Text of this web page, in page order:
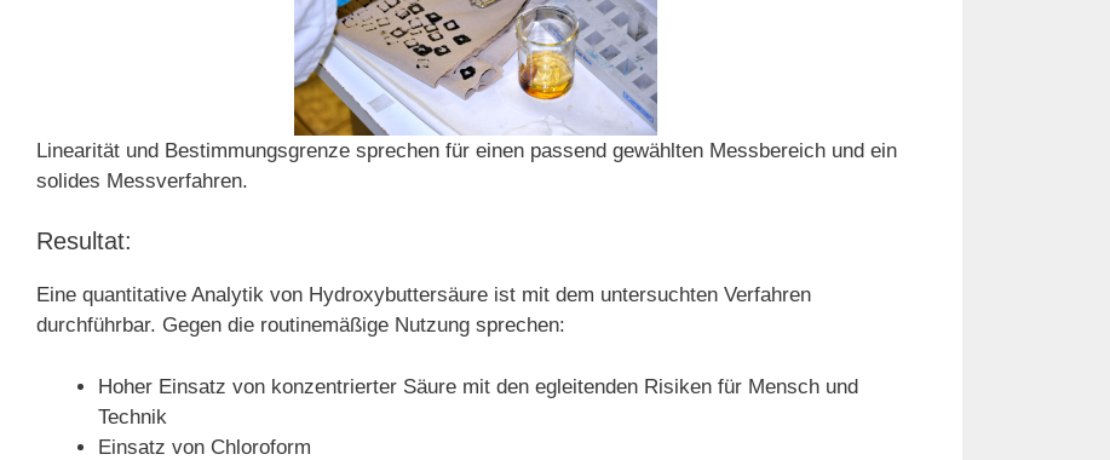
Linearität und Bestimmungsgrenze sprechen für einen passend gewählten Messbereich und ein
solides Messverfahren.
Resultat:
Eine quantitative Analytik von Hydroxybuttersäure ist mit dem untersuchten Verfahren
durchführbar. Gegen die routinemäßige Nutzung sprechen:
Hoher Einsatz von konzentrierter Säure mit den egleitenden Risiken für Mensch und
Technik
Einsatz von Chloroform